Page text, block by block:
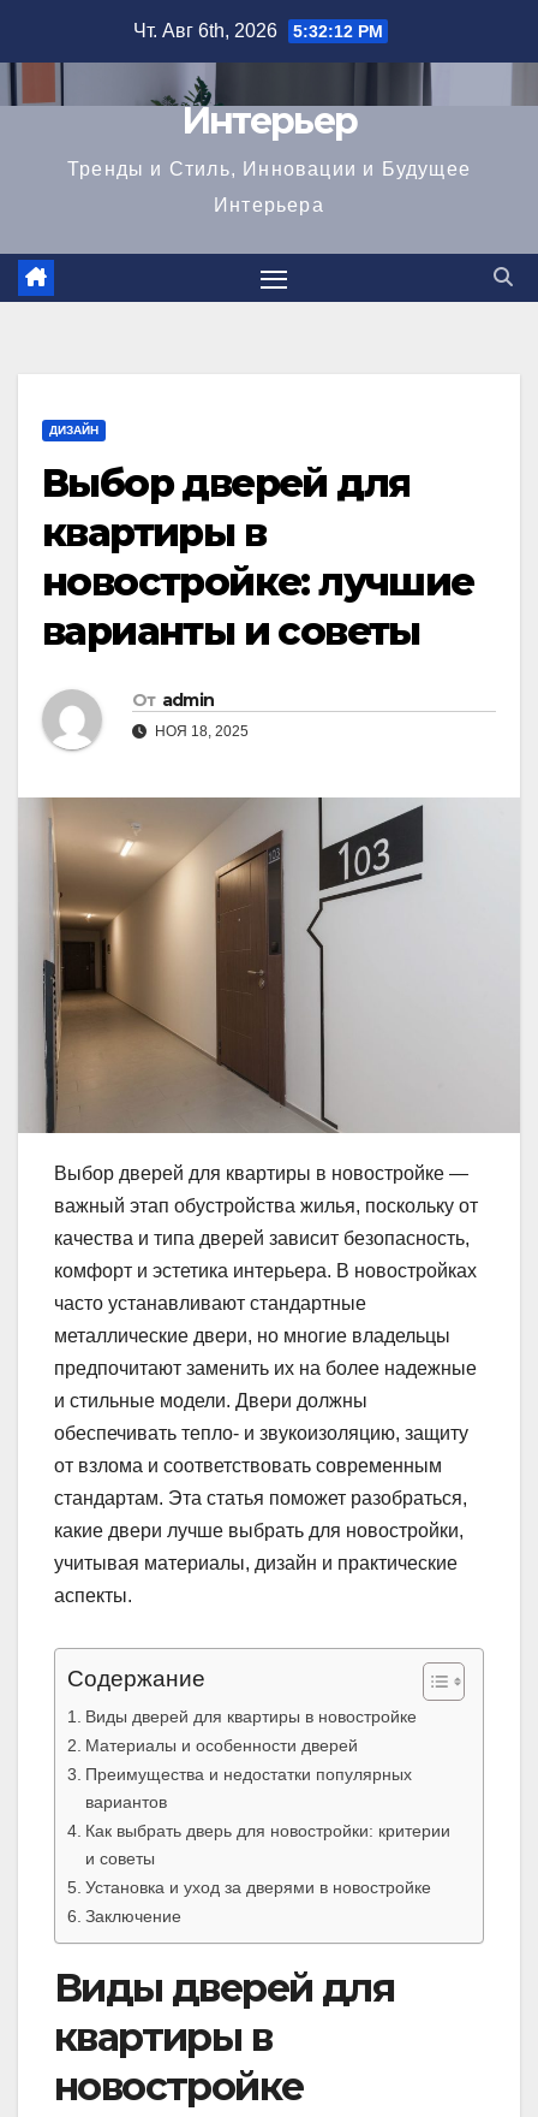
Чт. Авг 6th, 2026 5:32:14 PM
Интерьер
Тренды и Стиль, Инновации и Будущее
Интерьера
ДИЗАЙН
Выбор дверей для
квартиры в
новостройке: лучшие
варианты и советы
От admin
НОЯ 18, 2025
Выбор дверей для квартиры в новостройке —
важный этап обустройства жилья, поскольку от
качества и типа дверей зависит безопасность,
комфорт и эстетика интерьера. В новостройках
часто устанавливают стандартные
металлические двери, но многие владельцы
предпочитают заменить их на более надежные
и стильные модели. Двери должны
обеспечивать тепло- и звукоизоляцию, защиту
от взлома и соответствовать современным
стандартам. Эта статья поможет разобраться,
какие двери лучше выбрать для новостройки,
учитывая материалы, дизайн и практические
аспекты.
Содержание
Виды дверей для квартиры в новостройке
Материалы и особенности дверей
Преимущества и недостатки популярных
вариантов
Как выбрать дверь для новостройки: критерии
и советы
Установка и уход за дверями в новостройке
Заключение
Виды дверей для
квартиры в
новостройке